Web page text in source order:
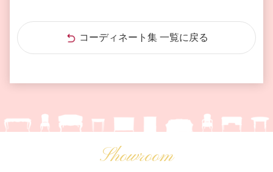
コーディネート集 一覧に戻る
Showroom